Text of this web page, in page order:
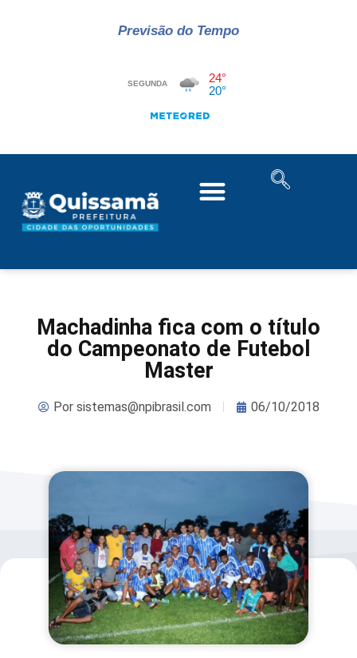
Previsão do Tempo
Machadinha fica com o título
do Campeonato de Futebol
Master
Porsistemas@npibrasil.com 06/10/2018